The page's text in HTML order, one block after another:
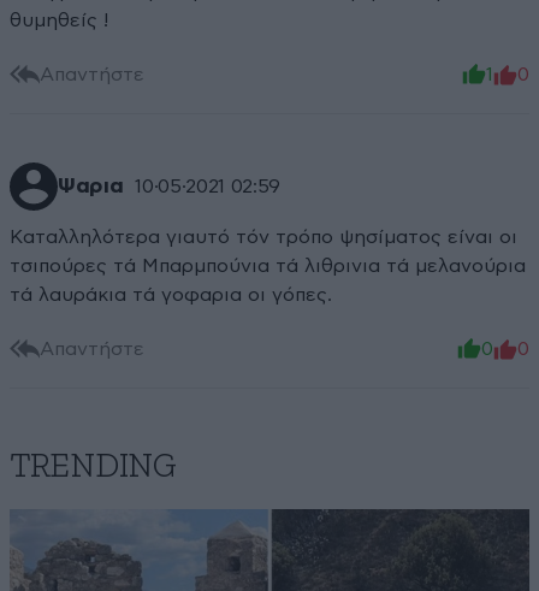
θυμηθείς !
Απαντήστε 1 0
Ψαρια 10·05·2021 02:59
Καταλληλότερα γιαυτό τόν τρόπο ψησίματος είναι οι
τσιπούρες τά Μπαρμπούνια τά λιθρινια τά μελανούρια
τά λαυράκια τά γοφαρια οι γόπες.
Απαντήστε 0 0
TRENDING